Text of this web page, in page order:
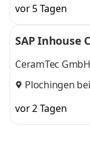
vor 5 Tagen
SAP Inhouse
CeramTec GmbH
Plochingen
vor 2 Tagen